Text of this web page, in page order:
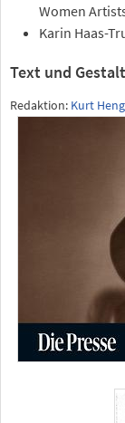
Women
Karin Haas-
Text und
Redaktion: Kurt